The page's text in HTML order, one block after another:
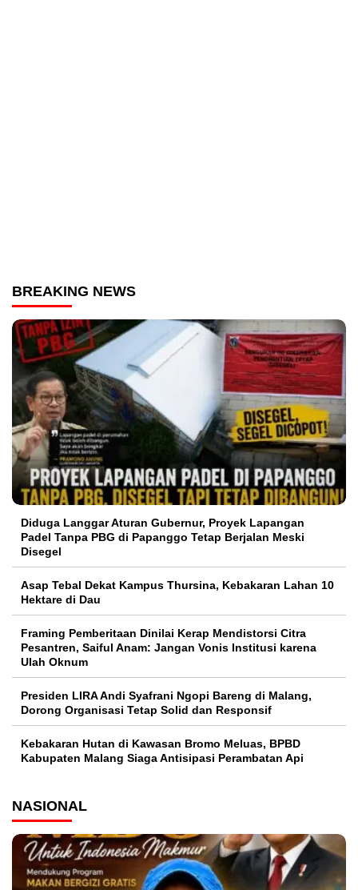
BREAKING NEWS
Diduga Langgar Aturan Gubernur, Proyek Lapangan
Padel Tanpa PBG di Papanggo Tetap Berjalan Meski
Disegel
Asap Tebal Dekat Kampus Thursina, Kebakaran Lahan 10
Hektare di Dau
Framing Pemberitaan Dinilai Kerap Mendistorsi Citra
Pesantren, Saiful Anam: Jangan Vonis Institusi karena
Ulah Oknum
Presiden LIRA Andi Syafrani Ngopi Bareng di Malang,
Dorong Organisasi Tetap Solid dan Responsif
Kebakaran Hutan di Kawasan Bromo Meluas, BPBD
Kabupaten Malang Siaga Antisipasi Perambatan Api
NASIONAL